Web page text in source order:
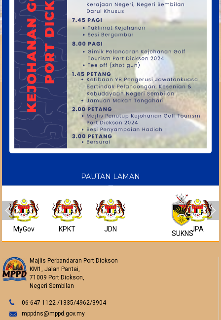
PAUTAN LAMAN
MyGov KPKT JDN
SUKNS
JPA
Majlis Perbandaran Port Dickson
KM1, Jalan Pantai,
71009 Port Dickson,
Negeri Sembilan
06-647 1122 /1335/4962/3904
mppdns@mppd.gov.my